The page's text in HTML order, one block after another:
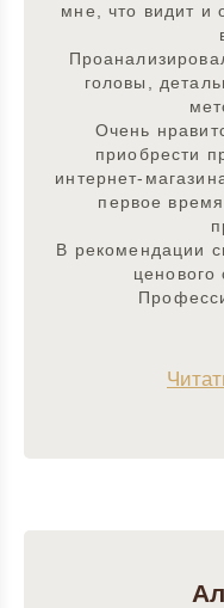
мне, что видит и
головы,
Очень
приобрести
интернет-
первое
В рекомендации
ценового